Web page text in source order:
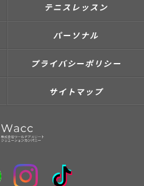
テニスレッスン
パーソナル
プライバシーポリシー
サイトマップ